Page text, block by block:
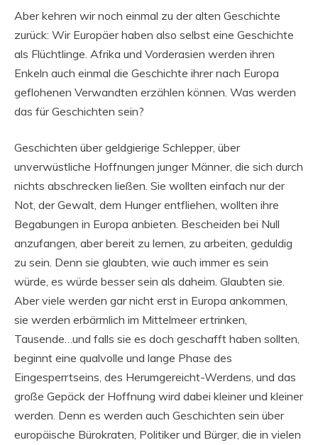
Aber kehren wir noch einmal zu der alten Geschichte
zurück: Wir Europäer haben also selbst eine Geschichte
als Flüchtlinge. Afrika und Vorderasien werden ihren
Enkeln auch einmal die Geschichte ihrer nach Europa
geflohenen Verwandten erzählen können. Was werden
das für Geschichten sein?
Geschichten über geldgierige Schlepper, über
unverwüstliche Hoffnungen junger Männer, die sich durch
nichts abschrecken ließen. Sie wollten einfach nur der
Not, der Gewalt, dem Hunger entfliehen, wollten ihre
Begabungen in Europa anbieten. Bescheiden bei Null
anzufangen, aber bereit zu lernen, zu arbeiten, geduldig
zu sein. Denn sie glaubten, wie auch immer es sein
würde, es würde besser sein als daheim. Glaubten sie.
Aber viele werden gar nicht erst in Europa ankommen,
sie werden erbärmlich im Mittelmeer ertrinken,
Tausende…und falls sie es doch geschafft haben sollten,
beginnt eine qualvolle und lange Phase des
Eingesperrtseins, des Herumgereicht-Werdens, und das
große Gepäck der Hoffnung wird dabei kleiner und kleiner
werden. Denn es werden auch Geschichten sein über
europäische Bürokraten, Politiker und Bürger, die in vielen